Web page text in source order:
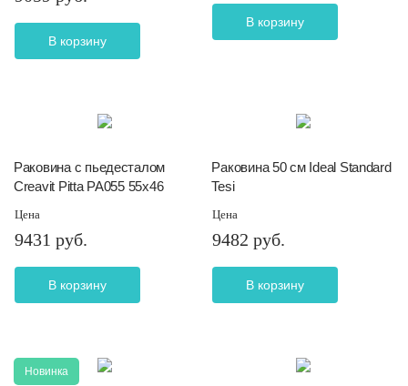
В корзину
В корзину
Раковина с пьедесталом
Creavit Pitta PA055 55х46
Цена
9431 руб.
В корзину
Раковина 50 см Ideal Standard
Tesi
Цена
9482 руб.
В корзину
Новинка